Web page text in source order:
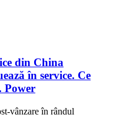
din China
în service. Ce
Power
vânzare în rândul